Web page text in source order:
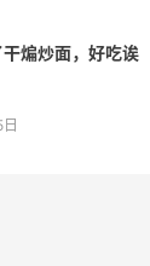
干煸炒面，好吃诶